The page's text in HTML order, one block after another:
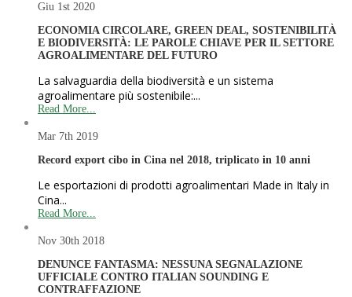
Giu 1st 2020
ECONOMIA CIRCOLARE, GREEN DEAL, SOSTENIBILITÀ
E BIODIVERSITÀ: LE PAROLE CHIAVE PER IL SETTORE
AGROALIMENTARE DEL FUTURO
La salvaguardia della biodiversità e un sistema
agroalimentare più sostenibile:...
Read More...
Mar 7th 2019
Record export cibo in Cina nel 2018, triplicato in 10 anni
Le esportazioni di prodotti agroalimentari Made in Italy in
Cina...
Read More...
Nov 30th 2018
DENUNCE FANTASMA: NESSUNA SEGNALAZIONE
UFFICIALE CONTRO ITALIAN SOUNDING E
CONTRAFFAZIONE